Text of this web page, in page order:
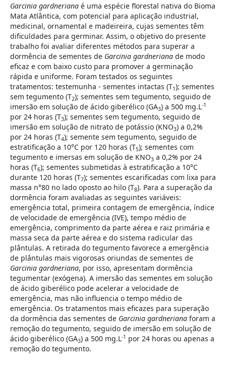
Garcinia gardneriana é uma espécie florestal nativa do Bioma
Mata Atlântica, com potencial para aplicação industrial,
medicinal, ornamental e madeireira, cujas sementes têm
dificuldades para germinar. Assim, o objetivo do presente
trabalho foi avaliar diferentes métodos para superar a
dormência de sementes de Garcinia gardneriana de modo
eficaz e com baixo custo para promover a germinação
rápida e uniforme. Foram testados os seguintes
tratamentos: testemunha - sementes intactas (T1); sementes
sem tegumento (T2); sementes sem tegumento, seguido de
imersão em solução de ácido giberélico (GA3) a 500 mg.L-1
por 24 horas (T3); sementes sem tegumento, seguido de
imersão em solução de nitrato de potássio (KNO3) a 0,2%
por 24 horas (T4); semente sem tegumento, seguido de
estratificação a 10°C por 120 horas (T5); sementes com
tegumento e imersas em solução de KNO3a 0,2% por 24
horas (T6); sementes submetidas à estratificação a 10°C
durante 120 horas (T7); sementes escarificadas com lixa para
massa n°80 no lado oposto ao hilo (T8). Para a superação da
dormência foram avaliadas as seguintes variáveis:
emergência total, primeira contagem de emergência, índice
de velocidade de emergência (IVE), tempo médio de
emergência, comprimento da parte aérea e raiz primária e
massa seca da parte aérea e do sistema radicular das
plântulas. A retirada do tegumento favorece a emergência
de plântulas mais vigorosas oriundas de sementes de
Garcinia gardneriana, por isso, apresentam dormência
tegumentar (exógena). A imersão das sementes em solução
de ácido giberélico pode acelerar a velocidade de
emergência, mas não influencia o tempo médio de
emergência. Os tratamentos mais eficazes para superação
da dormência das sementes de Garcinia gardneriana foram a
remoção do tegumento, seguido de imersão em solução de
ácido giberélico (GA3) a 500 mg.L-1 por 24 horas ou apenas a
remoção do tegumento.